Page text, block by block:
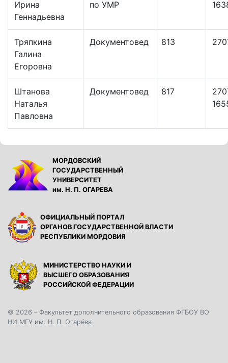
Ирина
Геннадьевна
по УМР
Тряпкина
Галина
Егоровна
Документовед 813
Штанова
Наталья
Павловна
Документовед 817
МОРДОВСКИЙ
ГОСУДАРСТВЕННЫЙ
УНИВЕРСИТЕТ
им. Н. П. ОГАРЕВА
ОФИЦИАЛЬНЫЙ ПОРТАЛ
ОРГАНОВ ГОСУДАРСТВЕННОЙ ВЛАСТИ
РЕСПУБЛИКИ МОРДОВИЯ
МИНИСТЕРСТВО НАУКИ И
ВЫСШЕГО ОБРАЗОВАНИЯ
РОССИЙСКОЙ ФЕДЕРАЦИИ
© 2026 – Факультет дополнительного образования ФГБОУ ВО
НИ МГУ им. Н. П. Огарёва